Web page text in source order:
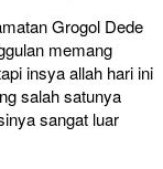
Grogol Dede
memang
insya allah hari ini
salah satunya
sangat luar